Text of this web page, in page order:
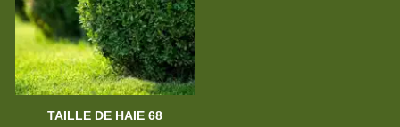
TAILLE DE HAIE 68